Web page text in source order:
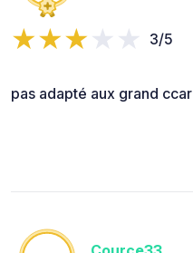
3/5
pas adapté aux grand ccar